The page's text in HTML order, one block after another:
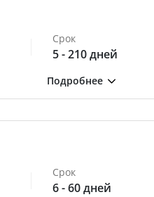
Срок
5 - 210 дней
Срок
6 - 60 дней